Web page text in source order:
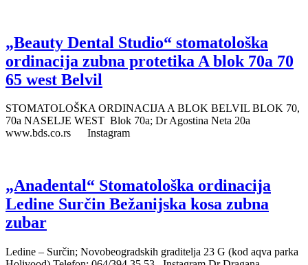
„Beauty Dental Studio“ stomatološka
ordinacija zubna protetika A blok 70a 70
65 west Belvil
STOMATOLOŠKA ORDINACIJA A BLOK BELVIL BLOK 70,
70a NASELJE WEST Blok 70a; Dr Agostina Neta 20a
www.bds.co.rs Instagram
„Anadental“ Stomatološka ordinacija
Ledine Surčin Bežanijska kosa zubna
zubar
Ledine – Surčin; Novobeogradskih graditelja 23 G (kod aqva parka